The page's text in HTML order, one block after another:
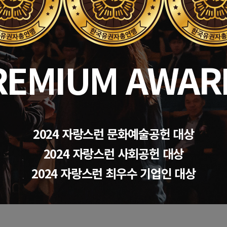
2024 자랑스런 문화예술공헌 대상
2024 자랑스런 사회공헌 대상
2024 자랑스런 최우수 기업인 대상